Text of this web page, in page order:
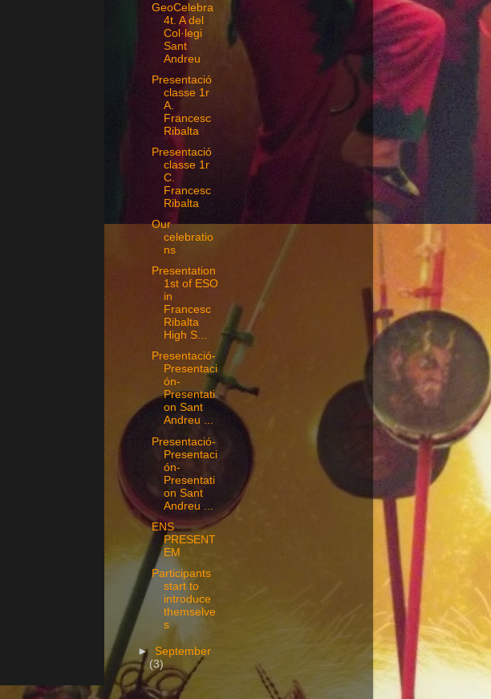
GeoCelebra
4t. A del
Col·legi
Sant
Andreu
Presentació
classe 1r
A.
Francesc
Ribalta
Presentació
classe 1r
C.
Francesc
Ribalta
Our
celebratio
ns
Presentation
1st of ESO
in
Francesc
Ribalta
High S...
Presentació-
Presentaci
ón-
Presentati
on Sant
Andreu ...
Presentació-
Presentaci
ón-
Presentati
on Sant
Andreu ...
ENS
PRESENT
EM
Participants
start to
introduce
themselve
s
► September
(3)